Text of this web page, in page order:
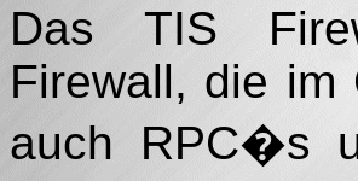
Das TIS
Firewall, die im
auch RPC�s